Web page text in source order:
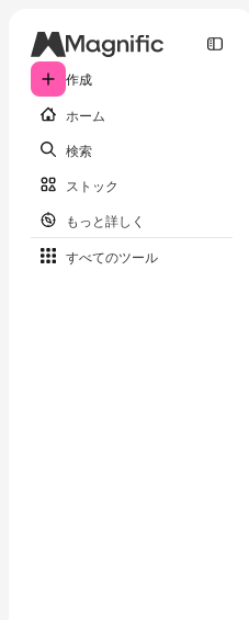
作成
ホーム
検索
ストック
もっと詳しく
すべてのツール